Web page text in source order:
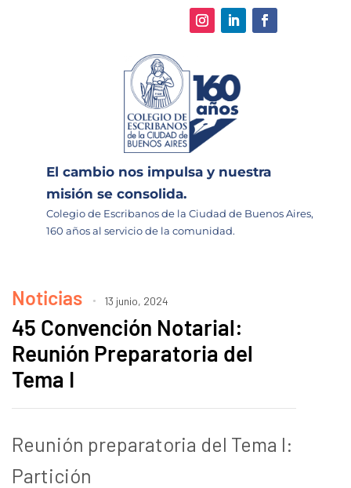
El cambio nos impulsa y nuestra
misión se consolida.
Colegio de Escribanos de la Ciudad de Buenos Aires,
160 años al servicio de la comunidad.
Noticias 13 junio, 2024
45 Convención Notarial:
Reunión Preparatoria del
Tema I
Reunión preparatoria del Tema I:
Partición